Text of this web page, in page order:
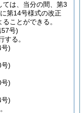
は、当分の間、第3
第14号様式の改正
ことができる。
号)
する。
)
)
)
)